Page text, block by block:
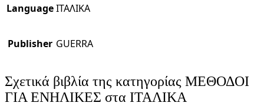
LanguageΙΤΑΛΙΚΑ
Publisher GUERRA
Σχετικά βιβλία της κατηγορίας ΜΕΘΟΔΟΙ
ΓΙΑ ΕΝΗΛΙΚΕΣ στα ΙΤΑΛΙΚΑ